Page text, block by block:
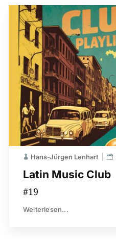
Latin Music Club
Hans-Jürgen Lenhart
#19
Weiterlesen...